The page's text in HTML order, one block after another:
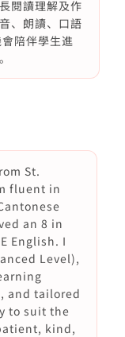
閱讀理解及作
、朗讀、口語
陪伴學生進
St.
fluent in
an 8 in
English. I
Level),
and tailored
to suit the
kind,